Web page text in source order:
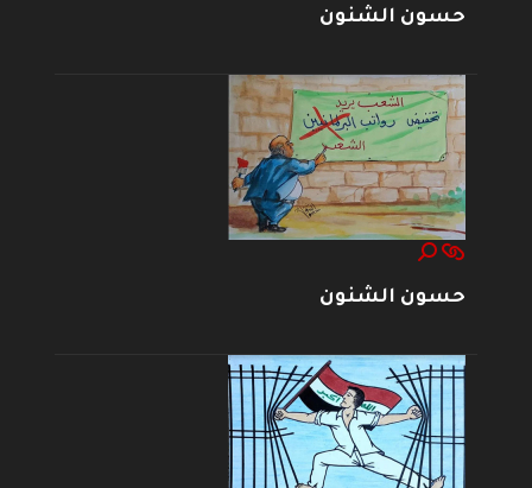
حسون الشنون
حسون الشنون